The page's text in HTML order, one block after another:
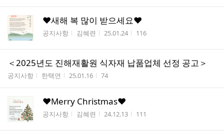
♥새해 복 많이 받으세요♥
게시판명
공지사항 작성자
김혜련 작성시간
25.01.24 조회수
116
＜2025년도 진해재활원 식자재 납품업체 선정 공고＞
게시판명
공지사항 작성자
한택연 작성시간
25.01.16 조회수
74
♥Merry Christmas♥
게시판명
공지사항 작성자
김혜련 작성시간
24.12.13 조회수
111